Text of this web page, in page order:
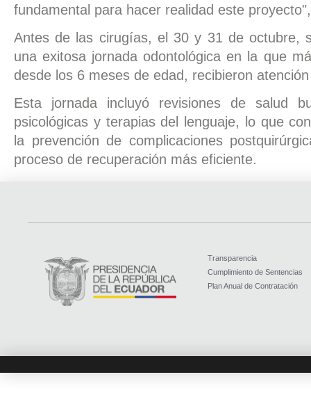
fundamental para hacer realidad este
Antes de las cirugías, el 30 y 31 de octubre,
una exitosa jornada odontológica en la que
desde los 6 meses de edad, recibieron
Esta jornada incluyó revisiones de salud
psicológicas y terapias del lenguaje, lo que
la prevención de complicaciones
proceso de recuperación más eficiente.
Transparencia
Cumplimiento de Sentencias
Plan Anual de Contratación